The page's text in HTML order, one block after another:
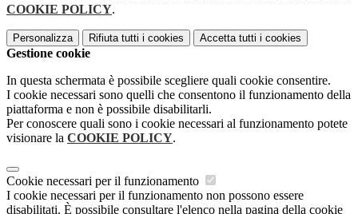
COOKIE POLICY.
Personalizza Rifiuta tutti i cookies Accetta tutti i cookies
Gestione cookie
In questa schermata è possibile scegliere quali cookie consentire.
I cookie necessari sono quelli che consentono il funzionamento della
piattaforma e non è possibile disabilitarli.
Per conoscere quali sono i cookie necessari al funzionamento potete
visionare la COOKIE POLICY.
Cookie necessari per il funzionamento
I cookie necessari per il funzionamento non possono essere
disabilitati. È possibile consultare l'elenco nella pagina della cookie